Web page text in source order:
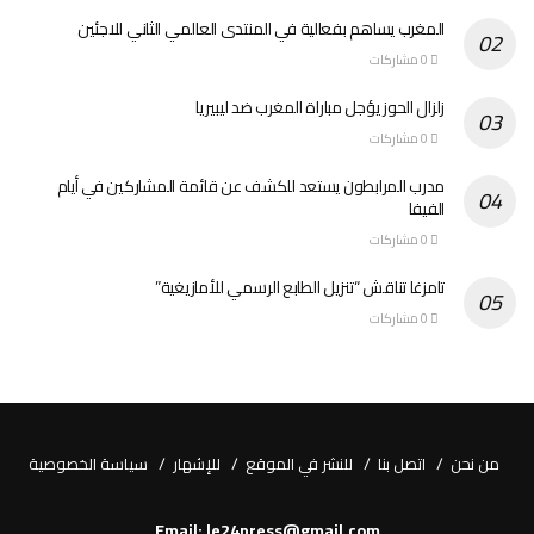
المغرب يساهم بفعالية في المنتدى العالمي الثاني للاجئين
زلزال الحوز يؤجل مباراة المغرب ضد ليبيريا
مدرب المرابطون يستعد للكشف عن قائمة المشاركين في أيام
الفيفا
تامزغا تناقش “تنزيل الطابع الرسمي للأمازيغية”
من نحن اتصل بنا للنشر في الموقع للإشهار سياسة الخصوصية